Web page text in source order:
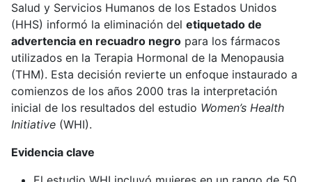
Salud y Servicios Humanos de los Estados Unidos
(HHS) informó la eliminación del etiquetado de
advertencia en recuadro negro para los fármacos
utilizados en la Terapia Hormonal de la Menopausia
(THM). Esta decisión revierte un enfoque instaurado a
comienzos de los años 2000 tras la interpretación
inicial de los resultados del estudio Women’s Health
Initiative (WHI).
Evidencia clave